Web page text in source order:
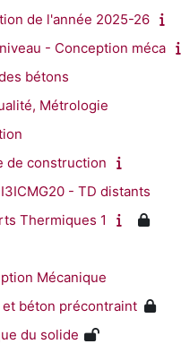
de l'année 2025-26
- Conception méca
bétons
Métrologie
de construction
- TD distants
Thermiques 1
Mécanique
et béton précontraint
du solide